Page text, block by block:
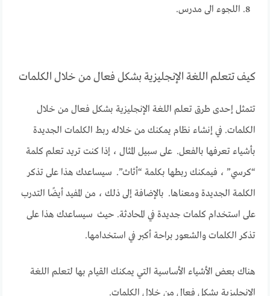
اللجوء الى مدرس.
كيف تتعلم اللغة الإنجليزية بشكل فعال من خلال الكلمات
تتمثل إحدى طرق تعلم اللغة الإنجليزية بشكل فعال من خلال
الكلمات. في إنشاء نظام يمكنك من خلاله ربط الكلمات الجديدة
بأشياء تعرفها بالفعل. على سبيل المثال ، إذا كنت تريد تعلم كلمة
“كرسي” ، فيمكنك ربطها بكلمة “أثاث”. سيساعدك هذا على تذكر
الكلمة الجديدة ومعناها. بالإضافة إلى ذلك ، من المفيد أيضًا التدرب
على استخدام كلمات جديدة في المحادثة. حيث سيساعدك هذا على
تذكر الكلمات والشعور براحة أكبر في استخدامها.
هناك بعض الأشياء الأساسية التي يمكنك القيام بها لتعلم اللغة
الإنجليزية بشكل فعال من خلال الكلمات.